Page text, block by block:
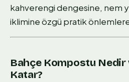
kahverengi dengesine, nem
iklimine özgü pratik
Bahçe Kompostu Nedir
Katar?